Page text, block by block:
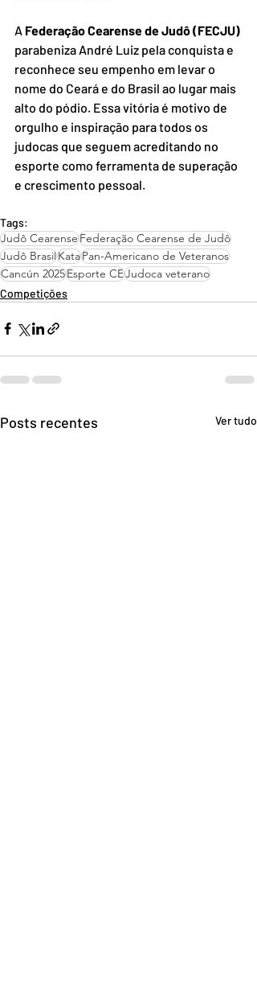
A Federação Cearense de Judô (FECJU)
parabeniza André Luiz pela conquista e
reconhece seu empenho em levar o
nome do Ceará e do Brasil ao lugar mais
alto do pódio. Essa vitória é motivo de
orgulho e inspiração para todos os
judocas que seguem acreditando no
esporte como ferramenta de superação
e crescimento pessoal.
Tags:
Judô CearenseFederação Cearense de Judô
Judô BrasilKataPan-Americano de Veteranos
Cancún 2025Esporte CEJudoca veterano
Competições
Posts recentes Ver tudo